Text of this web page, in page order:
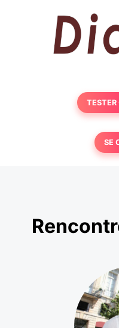
SE